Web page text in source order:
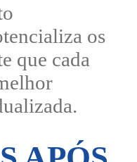
os
que cada